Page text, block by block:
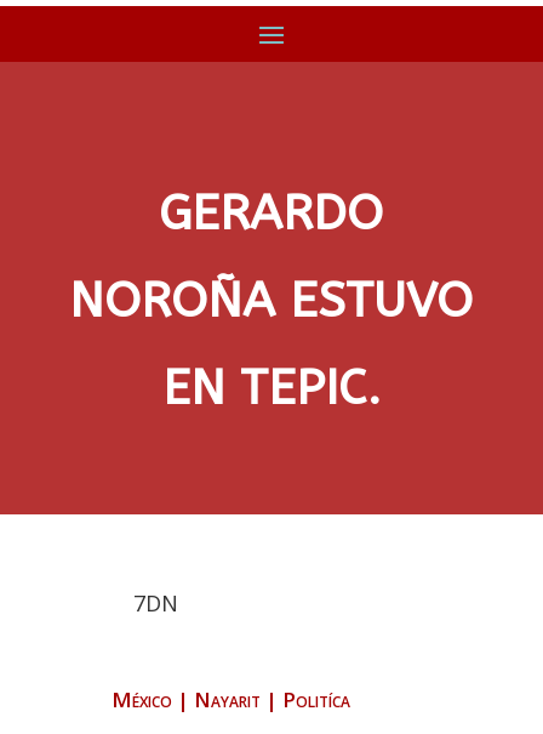
GERARDO
NOROÑA ESTUVO
EN TEPIC.
7DN
México | Nayarit | Politíca